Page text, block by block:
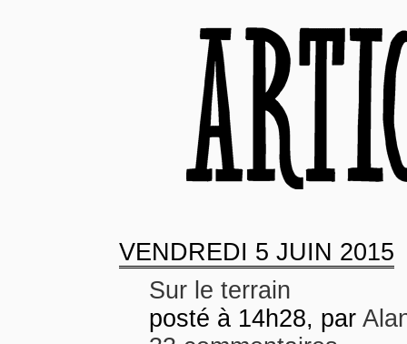
VENDREDI 5 JUIN 2015
Sur le terrain
posté à 14h28, par